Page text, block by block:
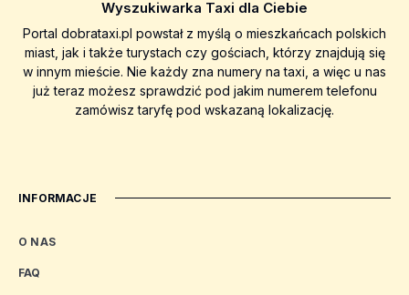
Wyszukiwarka Taxi dla Ciebie
Portal dobrataxi.pl powstał z myślą o mieszkańcach polskich
miast, jak i także turystach czy gościach, którzy znajdują się
w innym mieście. Nie każdy zna numery na taxi, a więc u nas
już teraz możesz sprawdzić pod jakim numerem telefonu
zamówisz taryfę pod wskazaną lokalizację.
INFORMACJE
O NAS
FAQ